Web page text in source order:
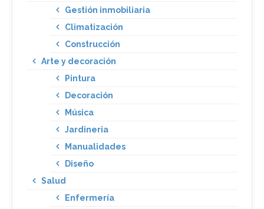
Gestión inmobiliaria
Climatización
Construcción
Arte y decoración
Pintura
Decoración
Música
Jardineria
Manualidades
Diseño
Salud
Enfermería